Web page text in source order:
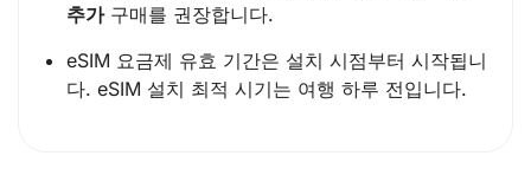
추가구매를 권장합니다.
eSIM 요금제 유효 기간은 설치 시점부터 시작됩니
다. eSIM 설치 최적 시기는 여행 하루 전입니다.